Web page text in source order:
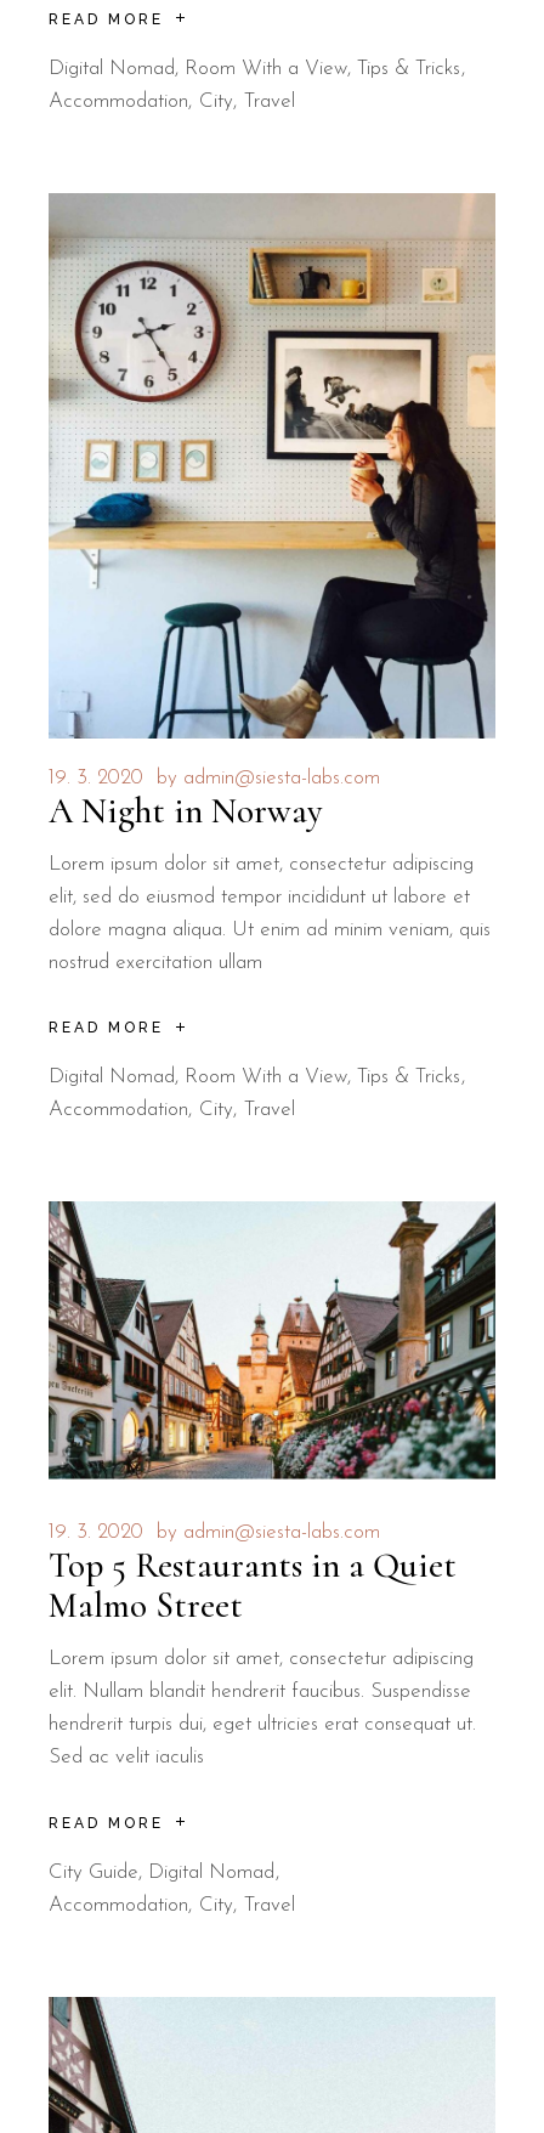
READ MORE
Digital Nomad, Room With a View,
Tips & Tricks
Accommodation
City Travel
19. 3. 2020 by admin@siesta-labs.com
A Night in Norway
Lorem ipsum dolor sit amet, consectetur adipiscing
elit, sed do eiusmod tempor incididunt ut labore et
dolore magna aliqua. Ut enim ad minim veniam, quis
nostrud exercitation ullam
READ MORE
Digital Nomad, Room With a View,
Tips & Tricks
Accommodation
City Travel
19. 3. 2020 by admin@siesta-labs.com
Top 5 Restaurants in a Quiet
Malmo Street
Lorem ipsum dolor sit amet, consectetur adipiscing
elit. Nullam blandit hendrerit faucibus. Suspendisse
hendrerit turpis dui, eget ultricies erat consequat ut.
Sed ac velit iaculis
READ MORE
City Guide, Digital Nomad
Accommodation
City Travel